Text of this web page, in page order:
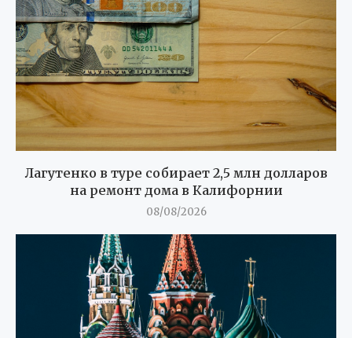
Лагутенко в туре собирает 2,5 млн долларов
на ремонт дома в Калифорнии
08/08/2026